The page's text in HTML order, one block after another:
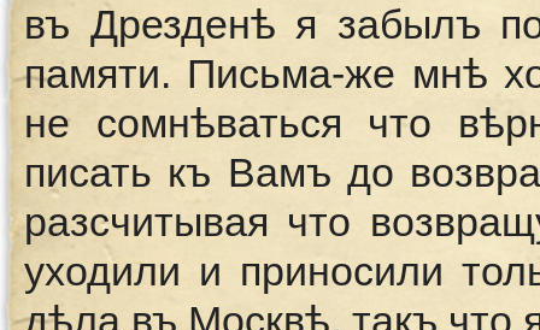
въ Дрезденѣ я забылъ
памяти. Письма-же мнѣ
не сомнѣваться что
писать къ Вамъ до
разсчитывая что
уходили и приносили
дѣла въ Москвѣ, такъ что